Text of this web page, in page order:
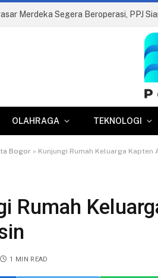
OLAHRAGA TEKNOLOGI
Bogor » Kunjungi Rumah Keluarga Kapten
Rumah
1 MIN READ